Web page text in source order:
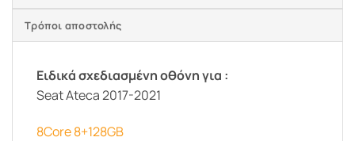
Τρόποι αποστολής
Ειδικά σχεδιασμένη οθόνη για :
Seat Ateca 2017-2021
8Core 8+128GB